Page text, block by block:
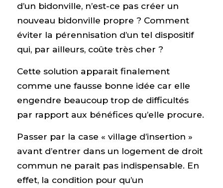
d’un bidonville, n’est-ce pas créer un
nouveau bidonville propre ? Comment
éviter la pérennisation d’un tel dispositif
qui, par ailleurs, coûte très cher ?
Cette solution apparait finalement
comme une fausse bonne idée car elle
engendre beaucoup trop de difficultés
par rapport aux bénéfices qu’elle procure.
Passer par la case « village d’insertion »
avant d’entrer dans un logement de droit
commun ne parait pas indispensable. En
effet, la condition pour qu’un